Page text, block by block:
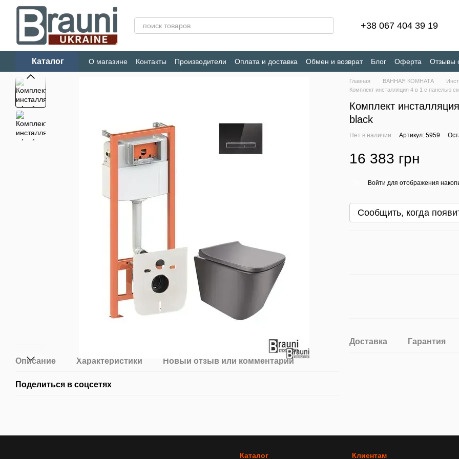
Перейти к основному контенту
+38 067 404 39 19
Каталог О магазине Контакты Производители Оплата и доставка Обмен и возврат Блог Оферта
Отзывы
Конфиденциальность
Описание Характеристики Новый отзыв или комментарий
Поделиться в соцсетях
Главная ВАННАЯ КОМНАТА
Комплект инсталляция 4 в 1 с панелью
Комплект
black
Нет в наличии Артикул: 5959
16 383 грн
Войти для отображения
Сообщить, когда
Доставка Гарантия
Каталог Клиентам